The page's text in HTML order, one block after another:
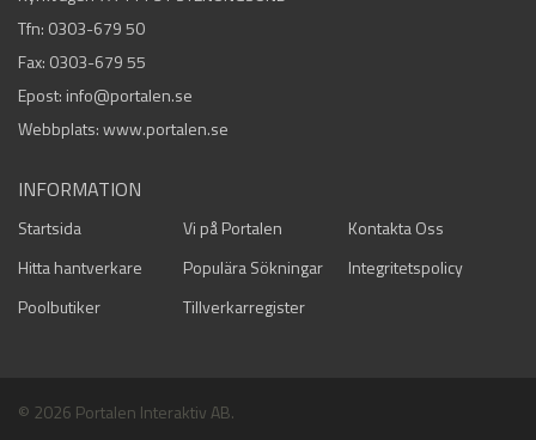
Tfn: 0303-679 50
Fax: 0303-679 55
Epost: info@portalen.se
Webbplats: www.portalen.se
INFORMATION
Startsida Vi på Portalen
Kontakta Oss
Hitta hantverkare
Populära Sökningar
Integritetspolicy
Poolbutiker
Tillverkarregister
© 2026 Portalen Interaktiv AB.